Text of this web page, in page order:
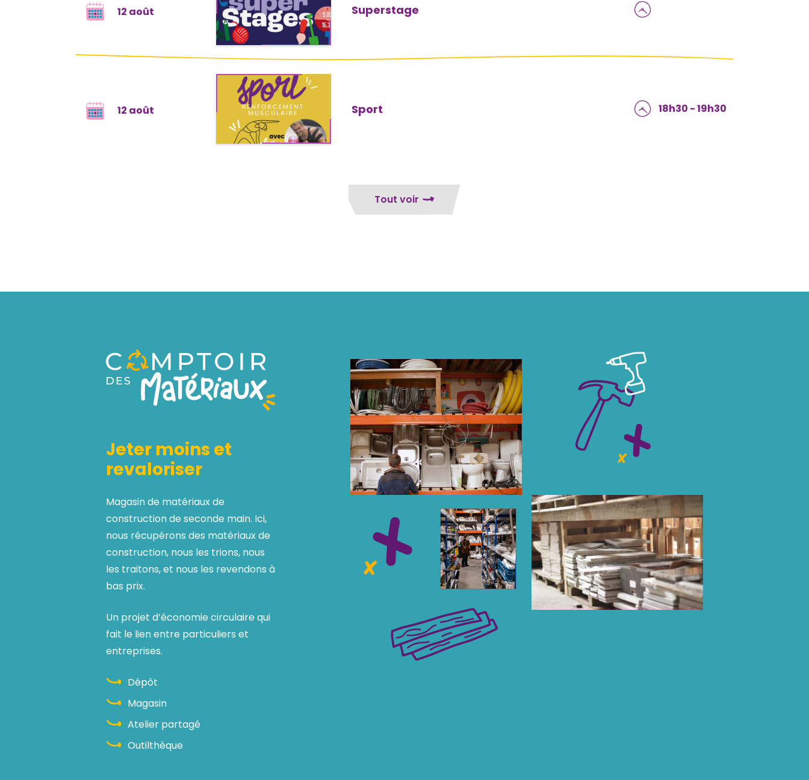
12 août Superstage
12 août Sport 18h30 - 19h30
Tout voir
Jeter moins et
revaloriser
Magasin de matériaux de
construction de seconde main. Ici,
nous récupérons des matériaux de
construction, nous les trions, nous
les traitons, et nous les revendons à
bas prix.
Un projet d’économie circulaire qui
fait le lien entre particuliers et
entreprises.
Dépôt
Magasin
Atelier partagé
Outilthèque